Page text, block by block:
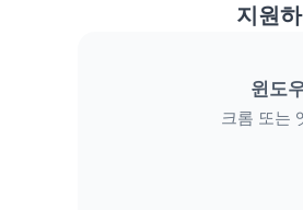
지원
윈도
크롬 또는